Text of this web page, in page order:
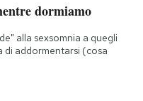
dormiamo
alla sexsomnia a quegli
di addormentarsi (cosa